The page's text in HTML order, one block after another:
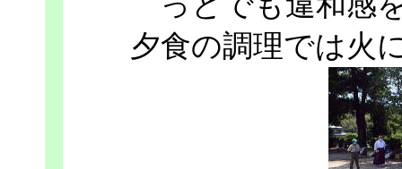
夕食の調理では火